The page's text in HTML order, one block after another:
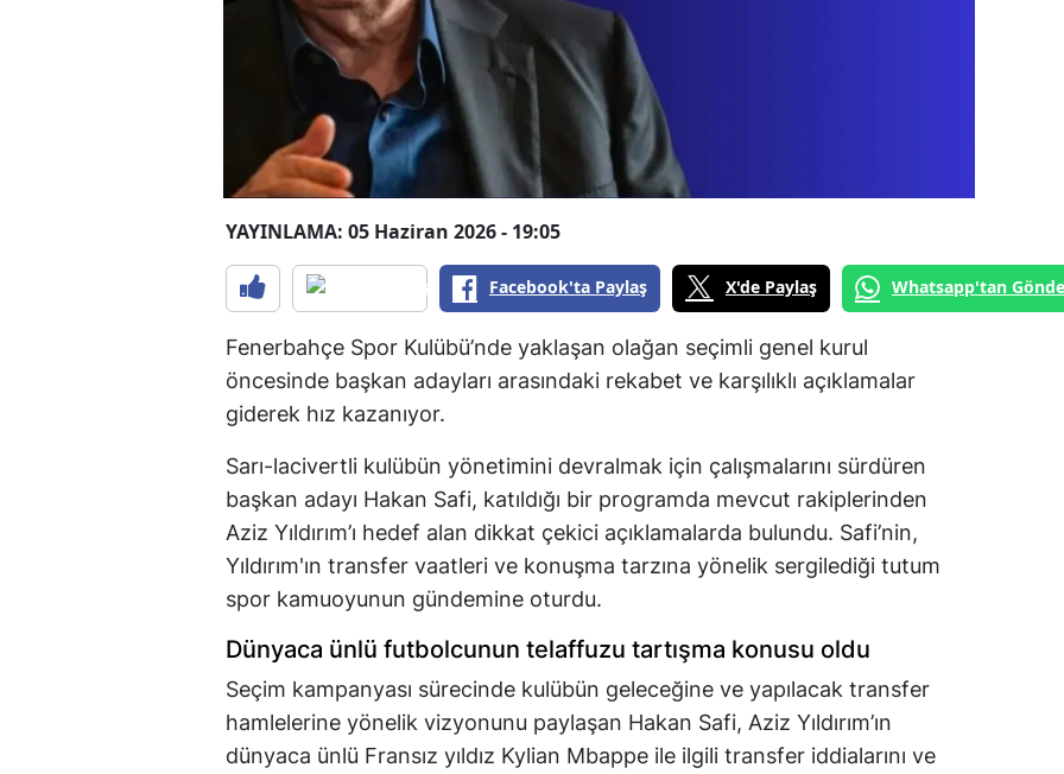
YAYINLAMA: 05 Haziran 2026 - 19:05
Facebook'ta Paylaş X'de Paylaş Whatsapp'tan
Fenerbahçe Spor Kulübü’nde yaklaşan olağan seçimli genel kurul
öncesinde başkan adayları arasındaki rekabet ve karşılıklı açıklamalar
giderek hız kazanıyor.
Sarı-lacivertli kulübün yönetimini devralmak için çalışmalarını sürdüren
başkan adayı Hakan Safi, katıldığı bir programda mevcut rakiplerinden
Aziz Yıldırım’ı hedef alan dikkat çekici açıklamalarda bulundu. Safi’nin,
Yıldırım'ın transfer vaatleri ve konuşma tarzına yönelik sergilediği tutum
spor kamuoyunun gündemine oturdu.
Dünyaca ünlü futbolcunun telaffuzu tartışma konusu oldu
Seçim kampanyası sürecinde kulübün geleceğine ve yapılacak transfer
hamlelerine yönelik vizyonunu paylaşan Hakan Safi, Aziz Yıldırım’ın
dünyaca ünlü Fransız yıldız Kylian Mbappe ile ilgili transfer iddialarını ve